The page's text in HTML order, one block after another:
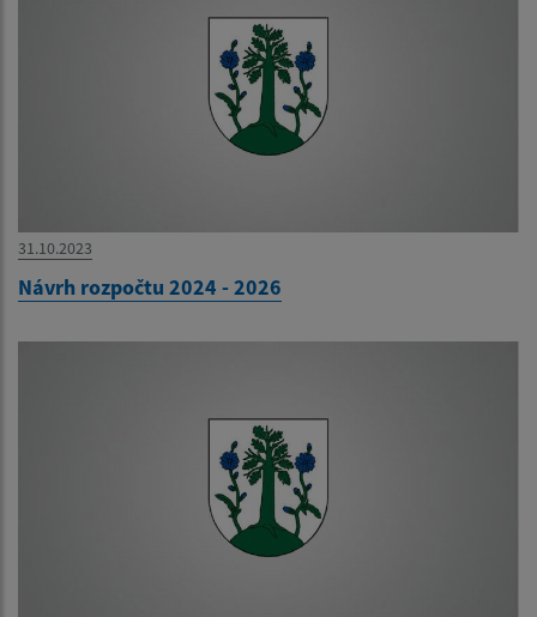
31.10.2023
Návrh rozpočtu 2024 - 2026